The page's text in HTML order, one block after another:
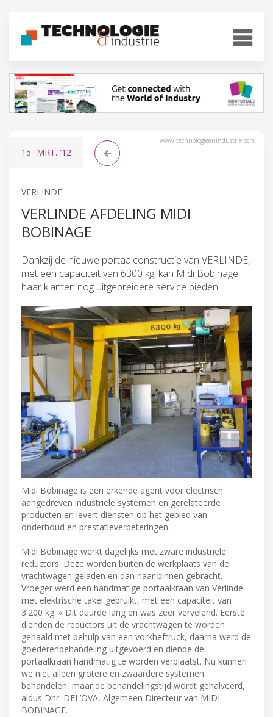
www.technologieenindustrie.com
15 MRT. '12
VERLINDE
VERLINDE AFDELING MIDI
BOBINAGE
Dankzij de nieuwe portaalconstructie van VERLINDE,
met een capaciteit van 6300 kg, kan Midi Bobinage
haar klanten nog uitgebreidere service bieden.
Midi Bobinage is een erkende agent voor electrisch
aangedreven industriële systemen en gerelateerde
producten en levert diensten op het gebied van
onderhoud en prestatieverbeteringen.
Midi Bobinage werkt dagelijks met zware industriële
reductors. Deze worden buiten de werkplaats van de
vrachtwagen geladen en dan naar binnen gebracht.
Vroeger werd een handmatige portaalkraan van Verlinde
met elektrische takel gebruikt, met een capaciteit van
3.200 kg. « Dit duurde lang en was zeer vervelend. Eerste
dienden de reductors uit de vrachtwagen te worden
gehaald met behulp van een vorkheftruck, daarna werd de
goederenbehandeling uitgevoerd en diende de
portaalkraan handmatig te worden verplaatst. Nu kunnen
we niet alleen grotere en zwaardere systemen
behandelen, maar de behandelingstijd wordt gehalveerd,
aldus Dhr. DEL’OVA, Algemeen Directeur van MIDI
BOBINAGE.